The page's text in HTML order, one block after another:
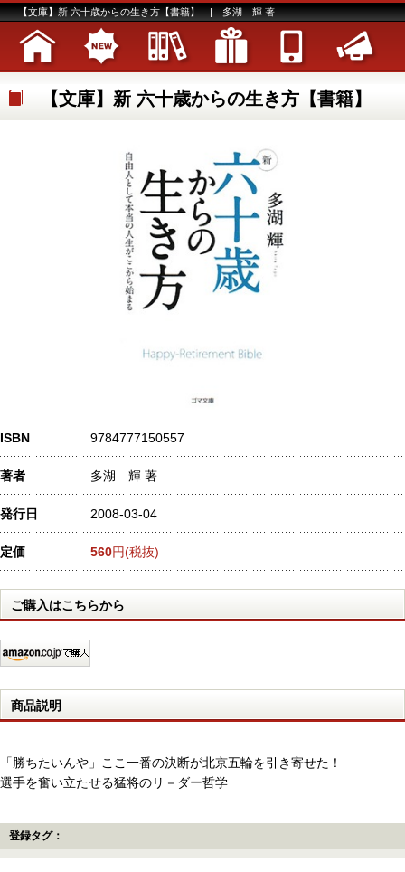
【文庫】新 六十歳からの生き方【書籍】 | 多湖 輝 著
【文庫】新 六十歳からの生き方【書籍】
ISBN 9784777150557
著者 多湖 輝 著
発行日 2008-03-04
定価 560円(税抜)
ご購入はこちらから
商品説明
「勝ちたいんや」ここ一番の決断が北京五輪を引き寄せた！
選手を奮い立たせる猛将のリ－ダー哲学
登録タグ：